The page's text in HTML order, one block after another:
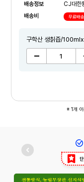
배송정보
CJ대한
배송비
무료배송
구학산 생칡즙/
※ 1개